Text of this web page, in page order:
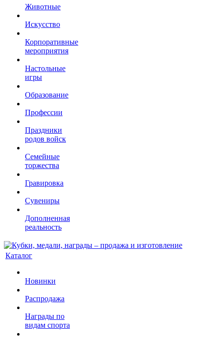
Животные
Искусство
Корпоративные
мероприятия
Настольные
игры
Образование
Профессии
Праздники
родов войск
Семейные
торжества
Гравировка
Сувениры
Дополненная
реальность
Каталог
Новинки
Распродажа
Награды по
видам спорта